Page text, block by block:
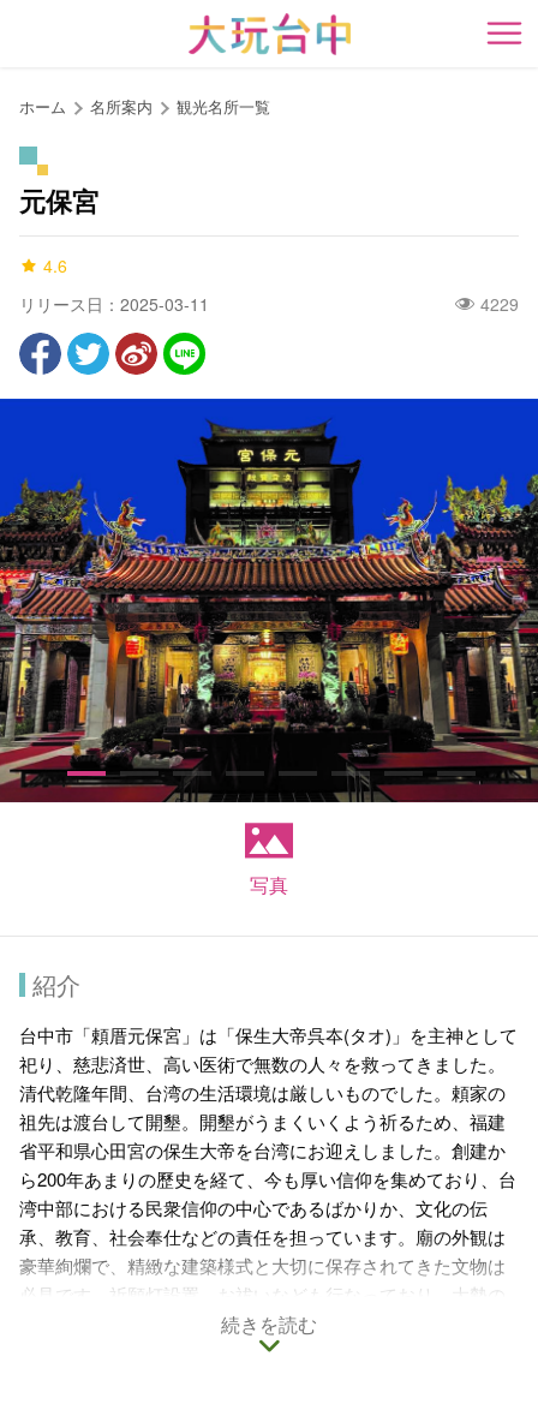
開
ホーム 名所案内 観光名所一覧
元保宮
4.6
リリース日：2025-03-11
4229
写真
紹介
台中市「頼厝元保宮」は「保生大帝呉夲(タオ)」を主神として
祀り、慈悲済世、高い医術で無数の人々を救ってきました。
清代乾隆年間、台湾の生活環境は厳しいものでした。頼家の
祖先は渡台して開墾。開墾がうまくいくよう祈るため、福建
省平和県心田宮の保生大帝を台湾にお迎えしました。創建か
ら200年あまりの歷史を経て、今も厚い信仰を集めており、台
湾中部における民衆信仰の中心であるばかりか、文化の伝
承、教育、社会奉仕などの責任を担っています。廟の外観は
豪華絢爛で、精緻な建築様式と大切に保存されてきた文物は
必見です。祈願灯設置、お祓いなども行なっており、大勢の
続きを読む